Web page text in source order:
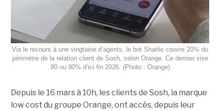
Via le recours à une vingtaine d’agents, le bot Sharlie couvre 20% du
périmètre de la relation client de Sosh, selon Orange. Ce dernier vise
80 ou 90% d’ici fin 2026. (Photo : Orange)
Depuis le 16 mars à 10h, les clients de Sosh, la marque
low cost du groupe Orange, ont accès, depuis leur